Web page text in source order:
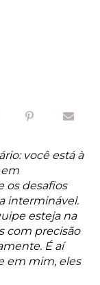
você está à
os desafios
interminável.
esteja na
com precisão
É aí
em mim, eles